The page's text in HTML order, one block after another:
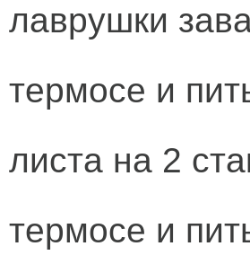
лаврушки
термосе и
листа на 2
термосе и